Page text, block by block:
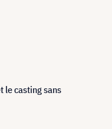
le casting sans